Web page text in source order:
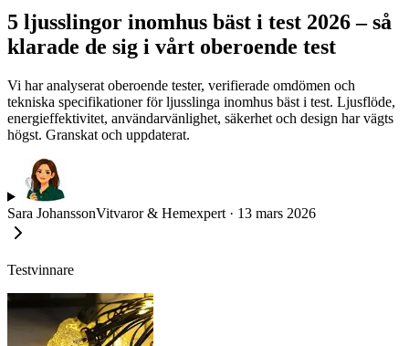
5 ljusslingor inomhus bäst i test 2026 – så
klarade de sig i vårt oberoende test
Vi har analyserat oberoende tester, verifierade omdömen och
tekniska specifikationer för ljusslinga inomhus bäst i test. Ljusflöde,
energieffektivitet, användarvänlighet, säkerhet och design har vägts
högst. Granskat och uppdaterat.
Sara JohanssonVitvaror & Hemexpert · 13 mars 2026
Testvinnare